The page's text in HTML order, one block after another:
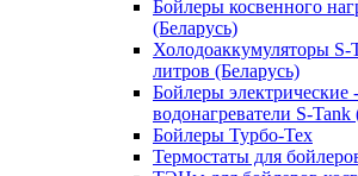
Бойлеры косвенного
(Беларусь)
Холодоаккумуляторы
литров (Беларусь)
Бойлеры электрические
водонагреватели S-Tank
Бойлеры Турбо-Тех
Термостаты для